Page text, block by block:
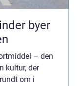
byer
– den
kultur, der
om i